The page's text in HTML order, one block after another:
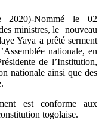
2020)-Nommé le 02
ministres, le nouveau
Yaya a prêté serment
nationale, en
de l’Institution,
nationale ainsi que des
est conforme aux
togolaise.